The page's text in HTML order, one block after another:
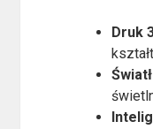
Druk